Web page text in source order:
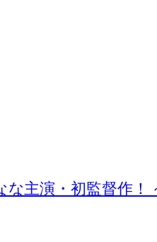
な主演・初監督作！